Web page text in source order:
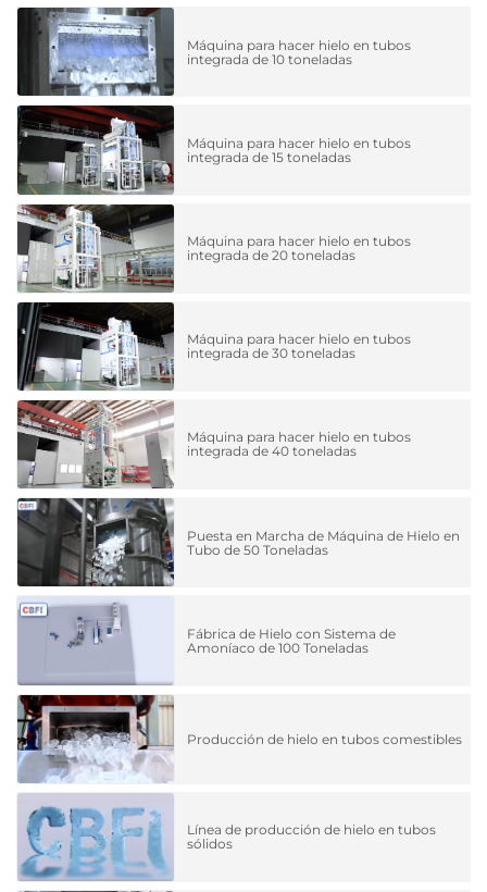
Máquina para hacer hielo en tubos
integrada de 10 toneladas
Máquina para hacer hielo en tubos
integrada de 15 toneladas
Máquina para hacer hielo en tubos
integrada de 20 toneladas
Máquina para hacer hielo en tubos
integrada de 30 toneladas
Máquina para hacer hielo en tubos
integrada de 40 toneladas
Puesta en Marcha de Máquina de Hielo en
Tubo de 50 Toneladas
Fábrica de Hielo con Sistema de
Amoníaco de 100 Toneladas
Producción de hielo en tubos comestibles
Línea de producción de hielo en tubos
sólidos